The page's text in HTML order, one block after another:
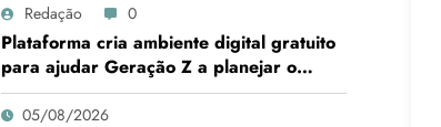
Redação 0
Plataforma cria ambiente digital gratuito
para ajudar Geração Z a planejar o
futuro
05/08/2026